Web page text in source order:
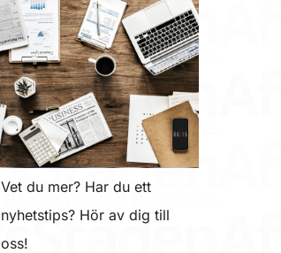
Vet du mer? Har du ett
nyhetstips? Hör av dig till
oss!